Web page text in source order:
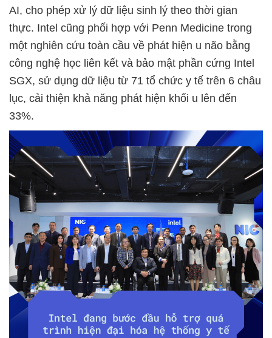
AI, cho phép xử lý dữ liệu sinh lý theo thời gian
thực. Intel cũng phối hợp với Penn Medicine trong
một nghiên cứu toàn cầu về phát hiện u não bằng
công nghệ học liên kết và bảo mật phần cứng Intel
SGX, sử dụng dữ liệu từ 71 tổ chức y tế trên 6 châu
lục, cải thiện khả năng phát hiện khối u lên đến
33%.